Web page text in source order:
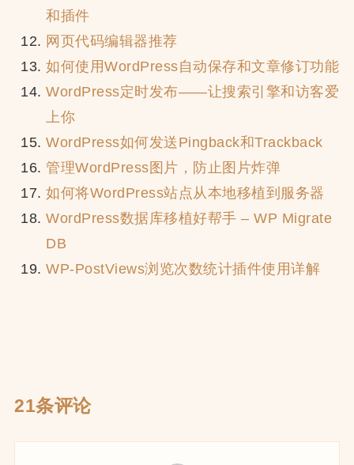
和插件
网页代码编辑器推荐
如何使用WordPress自动保存和文章修订功能
WordPress定时发布——让搜索引擎和访客爱
上你
WordPress如何发送Pingback和Trackback
管理WordPress图片，防止图片炸弹
如何将WordPress站点从本地移植到服务器
WordPress数据库移植好帮手 – WP Migrate
DB
WP-PostViews浏览次数统计插件使用详解
21条评论